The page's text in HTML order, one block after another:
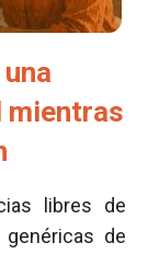
mientras
libres de
genéricas de